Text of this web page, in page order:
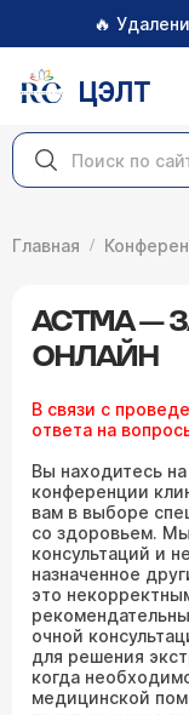
🔥
ЦЭЛТ
Главная
АСТМА —
ОНЛАЙН
В связи с
ответа на
Вы находитесь
конференции
вам в выборе
со здоровьем.
консультаций и
назначенное
это
очной
для решения
когда
медицинской